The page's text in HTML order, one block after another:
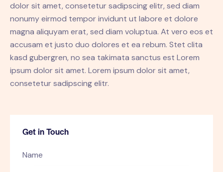
dolor sit amet, consetetur sadipscing elitr, sed diam
nonumy eirmod tempor invidunt ut labore et dolore
magna aliquyam erat, sed diam voluptua. At vero eos et
accusam et justo duo dolores et ea rebum. Stet clita
kasd gubergren, no sea takimata sanctus est Lorem
ipsum dolor sit amet. Lorem ipsum dolor sit amet,
consetetur sadipscing elitr.
Get in Touch